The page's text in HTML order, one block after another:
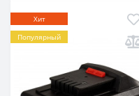
Хит
Популярный